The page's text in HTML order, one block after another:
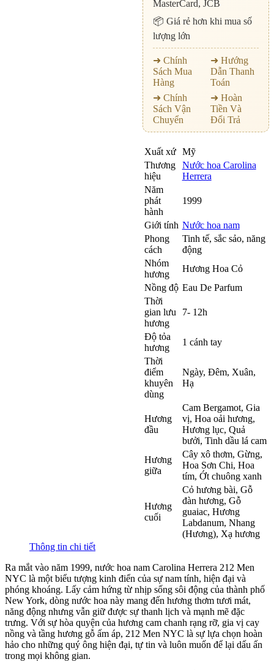
MasterCard, JCB
📦 Giá rẻ hơn khi mua số
lượng lớn
➜ Chính
Sách Mua
Hàng
➜ Hướng
Dẫn Thanh
Toán
➜ Chính
Sách Vận
Chuyển
➜ Hoàn
Tiền Và
Đổi Trả
Xuất xứ
Mỹ
Thương
hiệu
Nước hoa Carolina
Herrera
Năm
phát
hành
1999
Giới tính Nước hoa nam
Phong
cách
Tinh tế, sắc sảo, năng
động
Nhóm
hương
Hương Hoa Cỏ
Nồng độ Eau De Parfum
Thời
gian lưu
hương
7- 12h
Độ tỏa
hương
1 cánh tay
Thời
điểm
khuyên
dùng
Ngày, Đêm, Xuân,
Hạ
Hương
đầu
Cam Bergamot, Gia
vị, Hoa oải hương,
Hương lục, Quả
bưởi, Tinh dầu lá cam
Hương
giữa
Cây xô thơm, Gừng,
Hoa Sơn Chi, Hoa
tím, Ớt chuông xanh
Hương
cuối
Cỏ hương bài, Gỗ
đàn hương, Gỗ
guaiac, Hương
Labdanum, Nhang
(Hương), Xạ hương
Thông tin chi tiết
Ra mắt vào năm 1999, nước hoa nam Carolina Herrera 212 Men
NYC là một biểu tượng kinh điển của sự nam tính, hiện đại và
phóng khoáng. Lấy cảm hứng từ nhịp sống sôi động của thành phố
New York, dòng nước hoa này mang đến hương thơm tươi mát,
năng động nhưng vẫn giữ được sự thanh lịch và mạnh mẽ đặc
trưng. Với sự hòa quyện của hương cam chanh rạng rỡ, gia vị cay
nồng và tầng hương gỗ ấm áp, 212 Men NYC là sự lựa chọn hoàn
hảo cho những quý ông hiện đại, tự tin và luôn muốn để lại dấu ấn
trong mọi không gian.